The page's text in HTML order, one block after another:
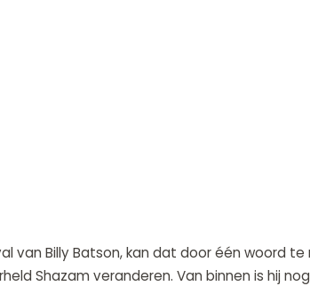
van Billy Batson, kan dat door één woord te
Shazam veranderen. Van binnen is hij